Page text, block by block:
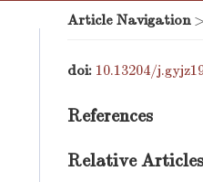
Article Navigation>
doi: 10.13204/
References
Relative Articles